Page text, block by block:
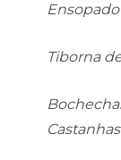
Tiborna
Castanhas